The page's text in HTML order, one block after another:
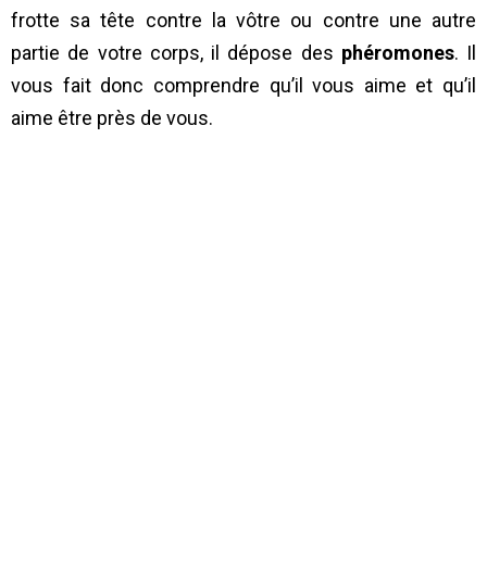
frotte sa tête contre la vôtre ou contre une autre
partie de votre corps, il dépose des phéromones. Il
vous fait donc comprendre qu’il vous aime et qu’il
aime être près de vous.